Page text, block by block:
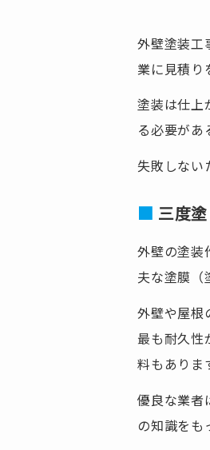
外壁塗装工
業に見積り
塗装は仕上
る必要があ
失敗しない
三度
外壁の塗装
夫な塗膜（
外壁や屋根
最も耐久性
料もありま
優良な業者
の知識をも